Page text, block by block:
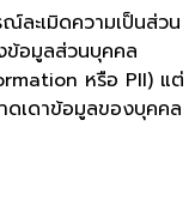
ละเมิดความเป็นส่วน
ข้อมูลส่วนบุคคล
หรือ PII) แต่
ดเดาข้อมูลของบุคคล